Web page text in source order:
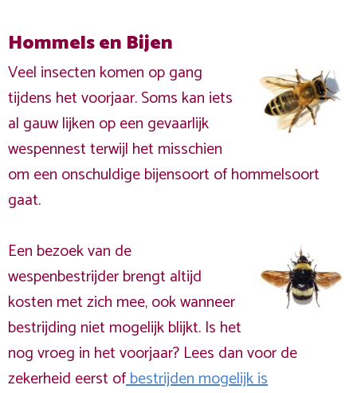
Hommels en Bijen
Veel insecten komen op gang
tijdens het voorjaar. Soms kan iets
al gauw lijken op een gevaarlijk
wespennest terwijl het misschien
om een onschuldige bijensoort of hommelsoort
gaat.
Een bezoek van de
wespenbestrijder brengt altijd
kosten met zich mee, ook wanneer
bestrijding niet mogelijk blijkt. Is het
nog vroeg in het voorjaar? Lees dan voor de
zekerheid eerst ofbestrijden mogelijk is